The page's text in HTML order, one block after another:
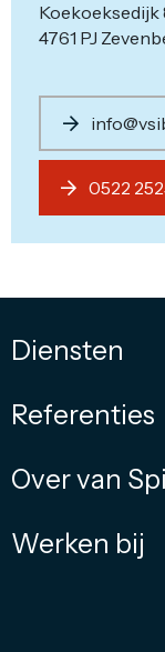
Koekoeksedijk
4761 PJ
0522
Diensten
Referenties
Over van
Werken bij